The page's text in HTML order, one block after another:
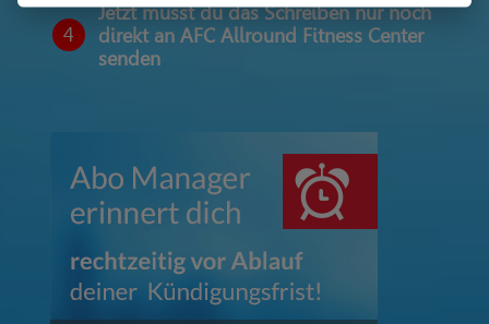
4
Jetzt musst du das Schreiben nur noch
direkt an AFC Allround Fitness Center
senden